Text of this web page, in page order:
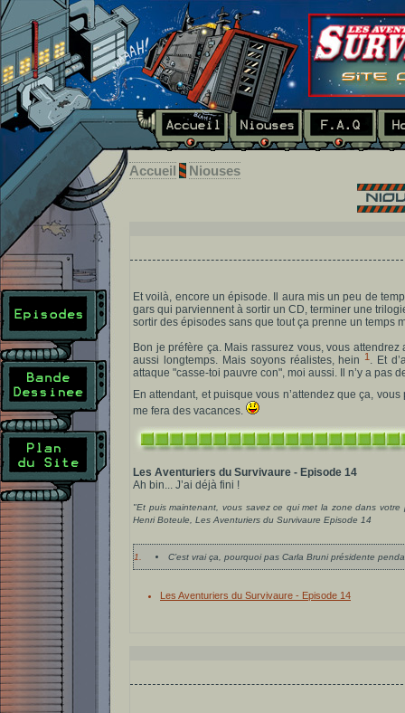
Accueil Niouses
Et voilà, encore un épisode. Il aura mis un peu de
gars qui parviennent à sortir un CD, terminer une
sortir des épisodes sans que tout ça prenne un temps
Bon je préfère ça. Mais rassurez vous, vous
aussi longtemps. Mais soyons réalistes, hein 1 . Et
attaque "casse-toi pauvre con", moi aussi. Il n’y a pas
En attendant, et puisque vous n’attendez que ça,
me fera des vacances.
Les Aventuriers du Survivaure - Episode 14
Ah bin... J’ai déjà fini !
"Et puis maintenant, vous savez ce qui met la zone dans
Henri Boteule, Les Aventuriers du Survivaure Episode 14
1. C’est vrai ça, pourquoi pas Carla Bruni présidente
Les Aventuriers du Survivaure - Episode 14